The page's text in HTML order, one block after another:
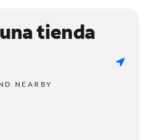
tienda
NEARBY